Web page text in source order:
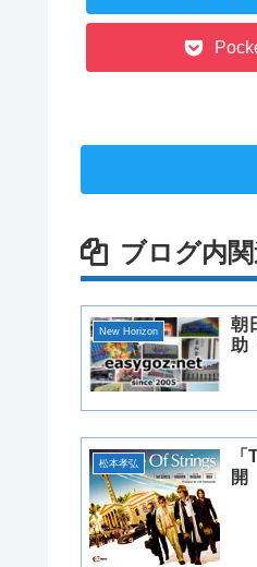
ブログ内
New Horizon
朝
助
松本孝弘
開